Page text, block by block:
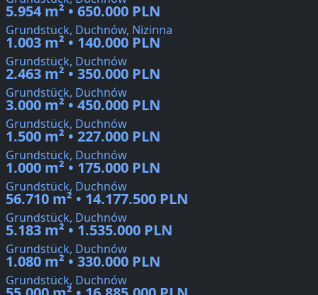
5.954 m² • 650.000 PLN
Grundstück, Duchnów, Nizinna
1.003 m² • 140.000 PLN
Grundstück, Duchnów
2.463 m² • 350.000 PLN
Grundstück, Duchnów
3.000 m² • 450.000 PLN
Grundstück, Duchnów
1.500 m² • 227.000 PLN
Grundstück, Duchnów
1.000 m² • 175.000 PLN
Grundstück, Duchnów
56.710 m² • 14.177.500 PLN
Grundstück, Duchnów
5.183 m² • 1.535.000 PLN
Grundstück, Duchnów
1.080 m² • 330.000 PLN
Grundstück, Duchnów